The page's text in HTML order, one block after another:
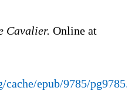
Cavalier. Online at
epub/9785/